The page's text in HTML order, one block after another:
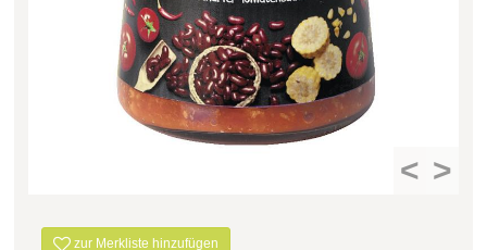
< >
zur Merkliste hinzufügen